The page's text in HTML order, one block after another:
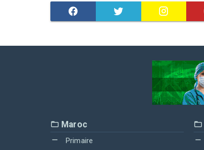
Maroc
Primaire